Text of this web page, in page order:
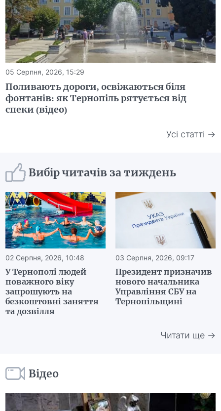
05 Серпня, 2026, 15:29
Поливають дороги, освіжаються біля
фонтанів: як Тернопіль рятується від
спеки (відео)
Усі статті →
Вибір читачів за тиждень
02 Серпня, 2026, 10:48
У Тернополі людей
поважного віку
запрошують на
безкоштовні заняття
та дозвілля
03 Серпня, 2026, 09:17
Президент призначив
нового начальника
Управління СБУ на
Тернопільщині
Читати ще →
Відео